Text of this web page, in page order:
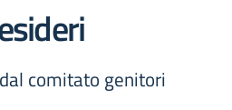
comitato genitori